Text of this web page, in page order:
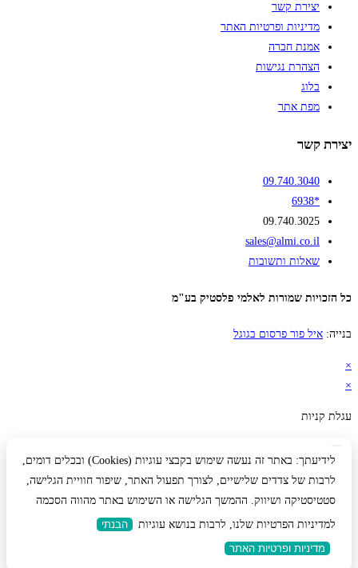
יצירת קשר
מדיניות ופרטיות האתר
אמנת חברה
הצהרת נגישות
בלוג
מפת אתר
יצירת קשר
09.740.3040
*6938
09.740.3025
sales@almi.co.il
שאלות ותשובות
כל הזכויות שמורות לאלמי פלסטיק בע"מ
בנייה: איל פור פרסום בגוגל
×
×
עגלת קניות
לידיעתך: באתר זה נעשה שימוש בקבצי עוגיות (Cookies) ובכלים דומים,
לרבות של צדדים שלישיים, לצורך תפעול האתר, שיפור חוויית הגלישה,
סטטיסטיקה ושיווק. ההמשך הגלישה או השימוש באתר מהווה הסכמה
למדיניות הפרטיות שלנו, לרבות בנושא עוגיות
הבנתי
מדיניות ופרטיות האתר